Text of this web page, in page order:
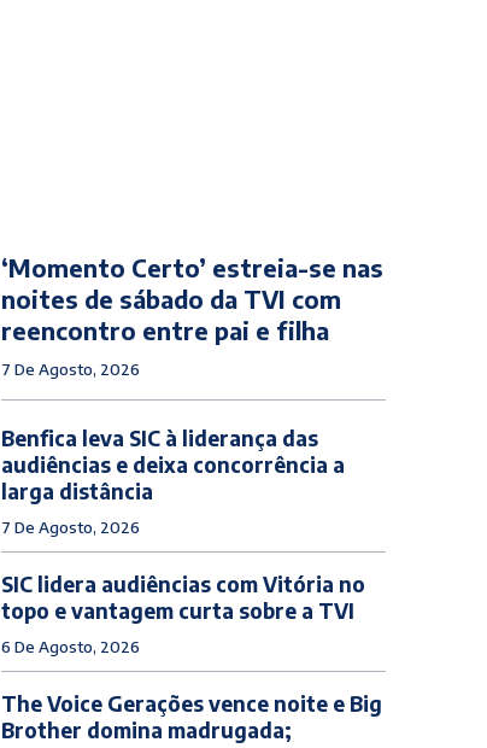
‘Momento Certo’ estreia-se nas
noites de sábado da TVI com
reencontro entre pai e filha
7 De Agosto, 2026
Benfica leva SIC à liderança das
audiências e deixa concorrência a
larga distância
7 De Agosto, 2026
SIC lidera audiências com Vitória no
topo e vantagem curta sobre a TVI
6 De Agosto, 2026
The Voice Gerações vence noite e Big
Brother domina madrugada;